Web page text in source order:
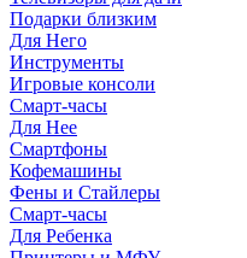
Подарки близким
Для Него
Инструменты
Игровые консоли
Смарт-часы
Для Нее
Смартфоны
Кофемашины
Фены и Стайлеры
Смарт-часы
Для Ребенка